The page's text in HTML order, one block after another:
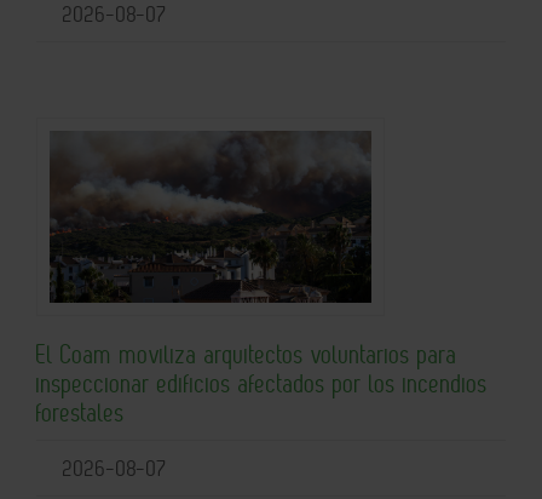
2026-08-07
El Coam moviliza arquitectos voluntarios para
inspeccionar edificios afectados por los incendios
forestales
2026-08-07